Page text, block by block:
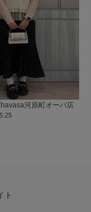
河原町オーパ店
ト